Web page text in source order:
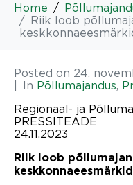
Home
Riik loob
Posted on 24.
In Põllumajandus,
Regionaal- ja
PRESSITEADE
24.11.2023
Riik loob